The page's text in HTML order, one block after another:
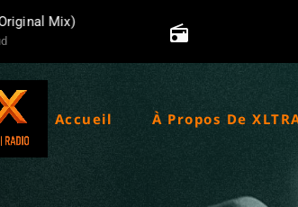
Mix) Booyah Ft. We
radio
Accueil À Propos De